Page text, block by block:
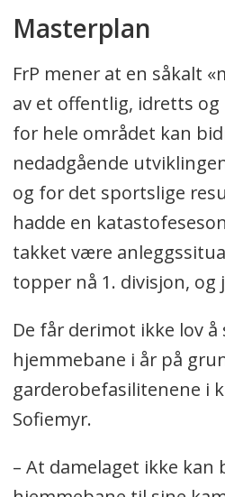
og Vevelstad.
- Utvikle
regi av idrettslagene i
private utbyggere.
- Erstatte utslitte
idrettsanlegg med nye
Punktene er hentet
Masterplan
FrP mener at en såkalt
av et offentlig, idretts
for hele området kan
nedadgående
og for det sportslige
hadde en
takket være
topper nå 1. divisjon, og
De får derimot ikke lov
hjemmebane i år på
garderobefasilitenene i
Sofiemyr.
– At damelaget ikke kan